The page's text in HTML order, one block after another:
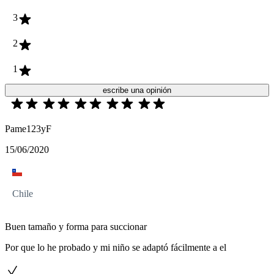
3
2
1
escribe una opinión
Pame123yF
15/06/2020
Chile
Buen tamaño y forma para succionar
Por que lo he probado y mi niño se adaptó fácilmente a el